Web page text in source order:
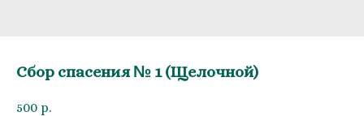
Сбор спасения № 1 (Щелочной)
500 р.